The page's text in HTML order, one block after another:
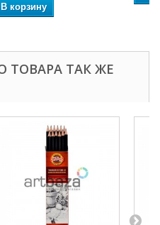
В корзину
ТОВАРА ТАК ЖЕ